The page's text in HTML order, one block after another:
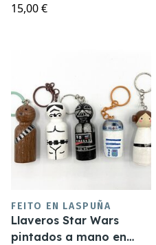
a mano en madera
15,00 €
FEITO EN LASPUÑA
Llaveros Star Wars
pintados a mano en